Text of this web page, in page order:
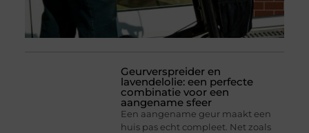
Geurverspreider en
lavendelolie: een perfecte
combinatie voor een
aangename sfeer
Een aangename geur maakt een
huis pas echt compleet. Net zoals